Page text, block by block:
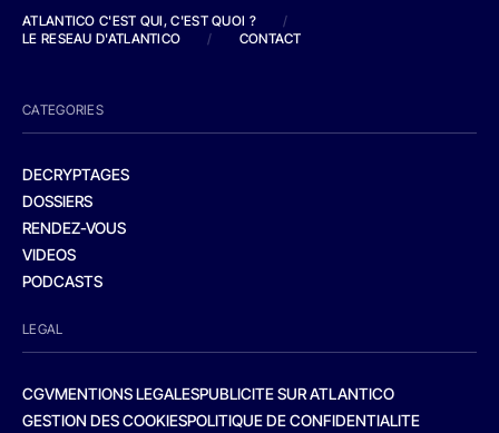
ATLANTICO C'EST QUI, C'EST QUOI ?
/
LE RESEAU D'ATLANTICO
/ CONTACT
CATEGORIES
DECRYPTAGES
DOSSIERS
RENDEZ-VOUS
VIDEOS
PODCASTS
LEGAL
CGVMENTIONS LEGALESPUBLICITE SUR ATLANTICO
GESTION DES COOKIESPOLITIQUE DE CONFIDENTIALITE